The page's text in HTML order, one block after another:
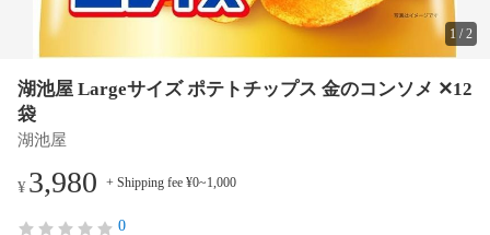
1 /2
湖池屋 Largeサイズ ポテトチップス 金のコンソメ ✕12
袋
湖池屋
¥3,980 + Shipping fee ¥0~1,000
0